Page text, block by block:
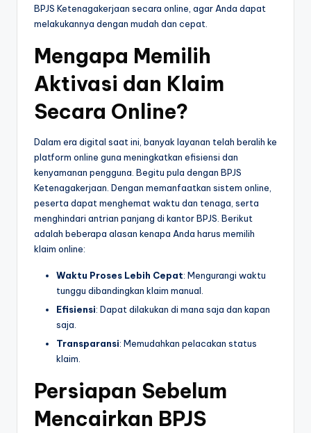
BPJS Ketenagakerjaan secara online, agar Anda dapat
melakukannya dengan mudah dan cepat.
Mengapa Memilih
Aktivasi dan Klaim
Secara Online?
Dalam era digital saat ini, banyak layanan telah beralih ke
platform online guna meningkatkan efisiensi dan
kenyamanan pengguna. Begitu pula dengan BPJS
Ketenagakerjaan. Dengan memanfaatkan sistem online,
peserta dapat menghemat waktu dan tenaga, serta
menghindari antrian panjang di kantor BPJS. Berikut
adalah beberapa alasan kenapa Anda harus memilih
klaim online:
Waktu Proses Lebih Cepat: Mengurangi waktu
tunggu dibandingkan klaim manual.
Efisiensi: Dapat dilakukan di mana saja dan kapan
saja.
Transparansi: Memudahkan pelacakan status
klaim.
Persiapan Sebelum
Mencairkan BPJS